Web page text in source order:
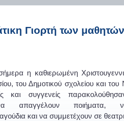
Γιορτή των
η καθιερωμένη
του Δημοτικού σχολείου και του
και συγγενείς
απαγγέλουν ποιήματα,
και να συμμετέχουν σε